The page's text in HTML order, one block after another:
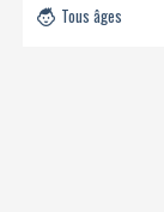
Tous âges